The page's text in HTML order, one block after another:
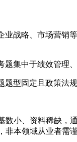
业战略、市场营销
题集中于绩效管
题型固定且政策
数小、资料稀缺，
本领域从业者需谨